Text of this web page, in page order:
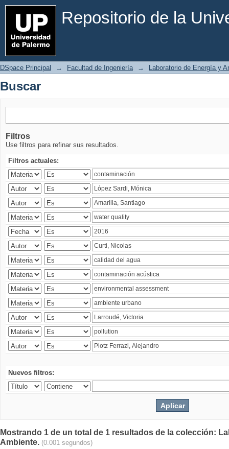
Repositorio de la
Buscar
DSpace Principal → Facultad de Ingeniería → Laboratorio de Energía y
Buscar
Filtros
Use filtros para refinar sus resultados.
Filtros actuales:
Nuevos filtros:
Mostrando 1 de un total de 1 resultados de la colección:
Ambiente. (0.001 segundos)